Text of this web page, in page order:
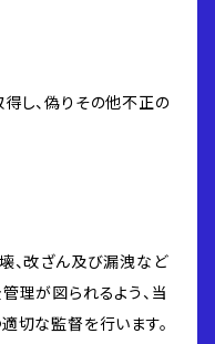
し、偽りその他不正の
、改ざん及び漏洩など
理が図られるよう、当
切な監督を行います。